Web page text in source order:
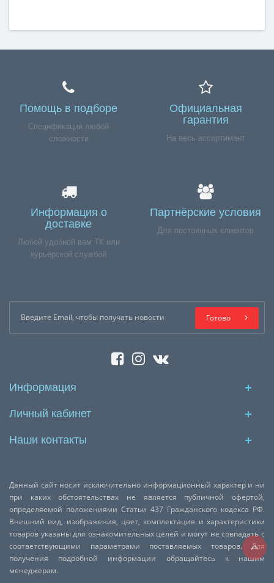
Помощь в подборе
Спецификации любой
сложности
Официальная
гарантия
На весь ассортимент
Информация о
доставке
Любой удобной вам ТК или
курьерской службой
Партнёрские условия
Для постоянных клиентов
Готово
Информация
Личный кабинет
Наши контакты
Данный сайт носит исключительно информационный характер и ни
при каких обстоятельствах не является публичной офертой,
определяемой положениями Статьи 437 Гражданского кодекса РФ.
Внешний вид, изображения, цвет, комплектация и характеристики
товаров указаны для ознакомительных целей и могут не совпадать с
соответствующими параметрами поставляемых товаров. Для
получения подробной информации обращайтесь к нашим
менеджерам.